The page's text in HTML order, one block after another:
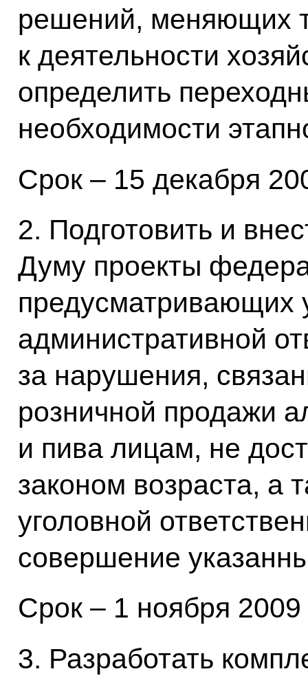
решений, меняющих
к деятельности
определить
необходимости
Срок – 15 декабря
2. Подготовить и
Думу проекты
предусматривающих
административной
за нарушения,
розничной продажи
и пива лицам, не
законом возраста, а
уголовной
совершение
Срок – 1 ноября 2009
3. Разработать